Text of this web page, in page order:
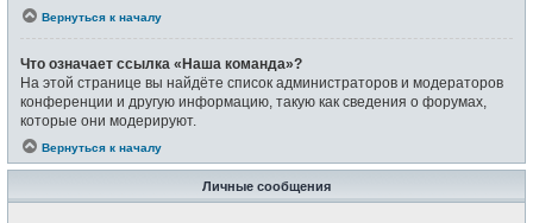
Вернуться к началу
Что означает ссылка «Наша команда»?
На этой странице вы найдёте список администраторов и модераторов
конференции и другую информацию, такую как сведения о форумах,
которые они модерируют.
Вернуться к началу
Личные сообщения